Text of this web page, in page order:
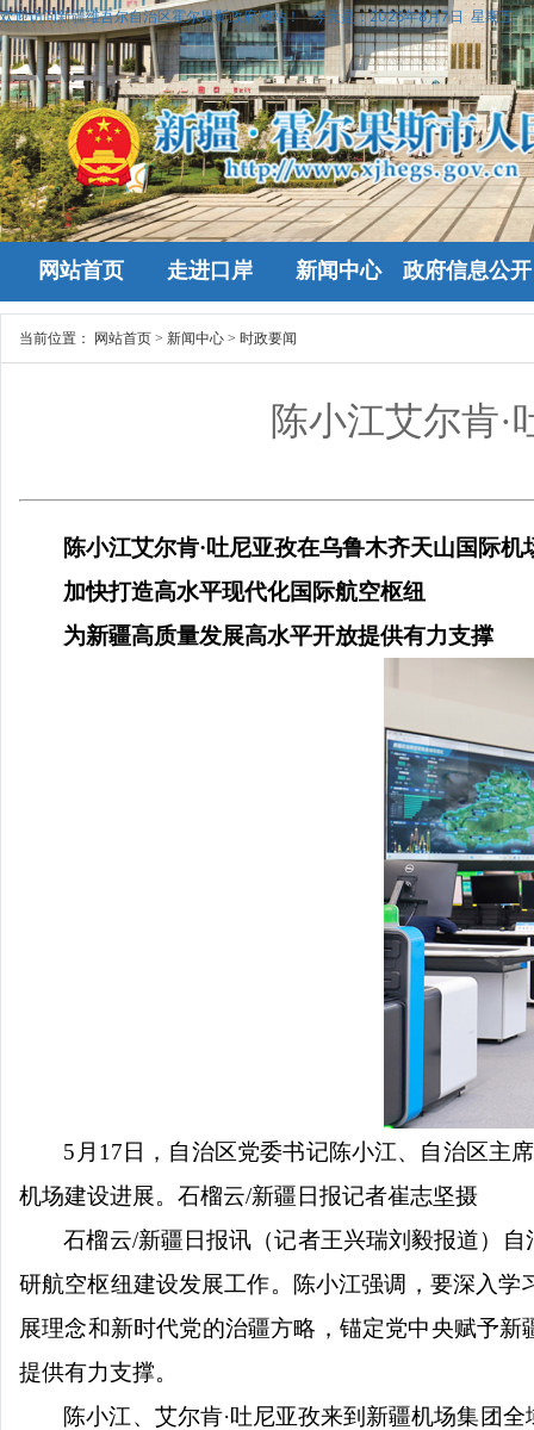
欢迎访问新疆维吾尔自治区霍尔果斯政府网站！ 今天是：2026年8月7日 星期五
网站首页 走进口岸 新闻中心 政府信息公开
当前位置： 网站首页 > 新闻中心 > 时政要闻
陈小江艾尔肯
陈小江艾尔肯·吐尼亚孜在乌鲁木齐天山国际机
加快打造高水平现代化国际航空枢纽
为新疆高质量发展高水平开放提供有力支撑
5月17日，自治区党委书记陈小江、自治区主
机场建设进展。石榴云/新疆日报记者崔志坚摄
石榴云/新疆日报讯（记者王兴瑞刘毅报道）
研航空枢纽建设发展工作。陈小江强调，要深入
展理念和新时代党的治疆方略，锚定党中央赋予
提供有力支撑。
陈小江、艾尔肯·吐尼亚孜来到新疆机场集团